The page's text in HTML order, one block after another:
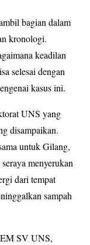
bagian dalam
kronologi.
keadilan
selesai dengan
kasus ini.
UNS yang
disampaikan.
untuk Gilang,
menyerukan
dari tempat
sampah
SV UNS,